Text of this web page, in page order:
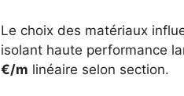
Le choix des matériaux
isolant haute performance
€/m linéaire selon section.